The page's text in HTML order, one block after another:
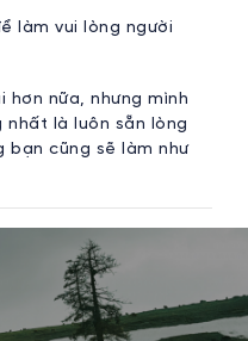
làm vui lòng người
hơn nữa, nhưng mình
nhất là luôn sẵn lòng
bạn cũng sẽ làm như